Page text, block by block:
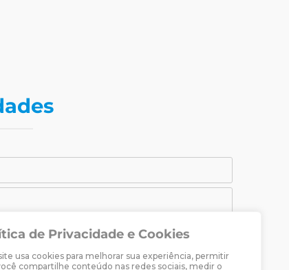
de Privacidade e Cookies
usa cookies para melhorar sua experiência, permitir
compartilhe conteúdo nas redes sociais, medir o
SE
Luther.